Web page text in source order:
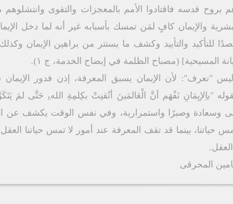
بروح قدسه فاقتادوا الأمم بالمعجزات والتقوى
والإیمان كافٍ لمَن تمسك بأسبابه غیر أنه لما دخل
للتأكید والتأیید وكشف ما یستتر من براھین الإیمان
المسیحیة] (مصباح الظلمة في إیضاح الخدمة، ج ۱).
"نعرف": لأن الإیمان یسبق المعرفة، إذن فدور
وسعادة وصبرًا واستمراریة، وفي نفس الوقت یكشف عن
حیاتنا، بینما قد تقف المعرفة عند أمور لا تمس حیاتنا
المحرقى